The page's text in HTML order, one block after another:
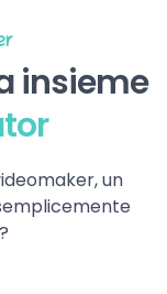
insieme
un
?